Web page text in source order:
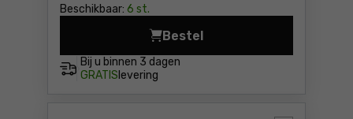
Beschikbaar: 6 st.
Bij u binnen 3 dagen
GRATIS levering
Bestel
Menger/mixer Makita